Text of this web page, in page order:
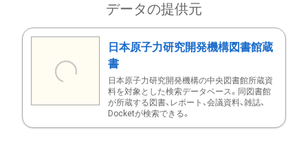
データの提供元
日本原子力研究開発機構図書館蔵
書
日本原子力研究開発機構の中央図書館所蔵資
料を対象とした検索データベース。同図書館
が所蔵する図書、レポート、会議資料、雑誌、
Docketが検索できる。